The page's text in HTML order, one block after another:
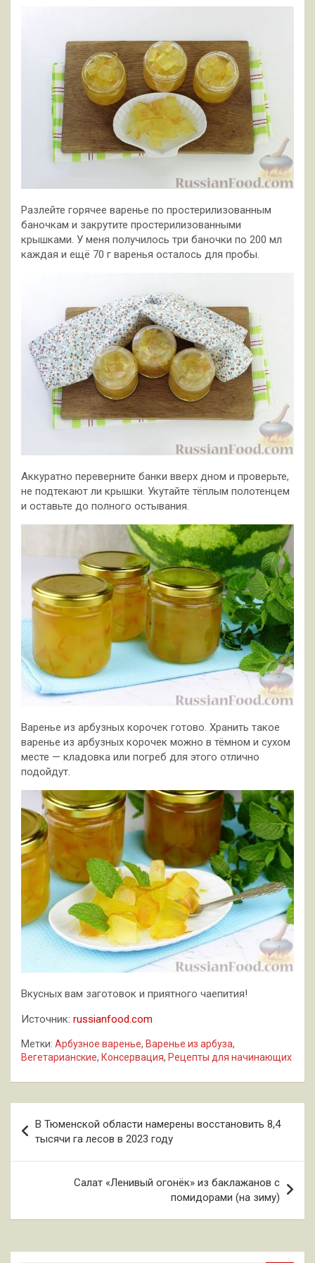
Разлейте горячее варенье по простерилизованным
баночкам и закрутите простерилизованными
крышками. У меня получилось три баночки по 200 мл
каждая и ещё 70 г варенья осталось для пробы.
Аккуратно переверните банки вверх дном и проверьте,
не подтекают ли крышки. Укутайте тёплым полотенцем
и оставьте до полного остывания.
Варенье из арбузных корочек готово. Хранить такое
варенье из арбузных корочек можно в тёмном и сухом
месте — кладовка или погреб для этого отлично
подойдут.
Вкусных вам заготовок и приятного чаепития!
Источник: russianfood.com
Метки: Арбузное варенье, Варенье из арбуза,
Вегетарианские, Консервация, Рецепты для начинающих
по
записям
В Тюменской области намерены восстановить 8,4
тысячи га лесов в 2023 году
Салат «Ленивый огонёк» из баклажанов с
помидорами (на зиму)